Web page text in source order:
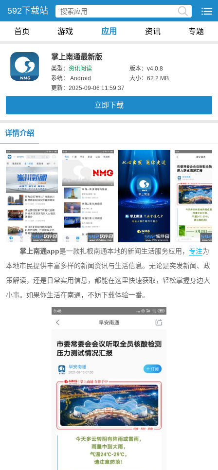
592下载站
首页 游戏 应用 资讯 专题
掌上南通最新版
类型： 资讯阅读
版本：v4.0.8
系统： Android
大小：62.2 MB
更新：2025-09-06 11:59:37
立即下载
详情介绍
掌上南通app是一款扎根南通本地的新闻生活服务应用， 专注为
本地市民提供丰富多样的新闻资讯与生活信息。无论是突发新闻、政
策解读，还是日常实用信息，都能在这里快速获取，轻松掌握身边大
小事。如果你生活在南通，不妨下载体验一番。